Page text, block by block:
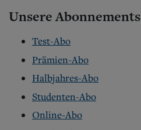
Unsere Abonnements
Test-Abo
Prämien-Abo
Halbjahres-Abo
Studenten-Abo
Online-Abo